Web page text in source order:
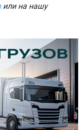
или на нашу